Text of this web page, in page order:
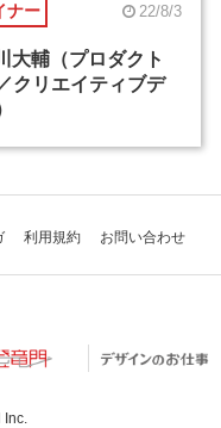
ナー 22/8/3
大輔（プロダクト
クリエイティブデ
利用規約 お問い合わせ